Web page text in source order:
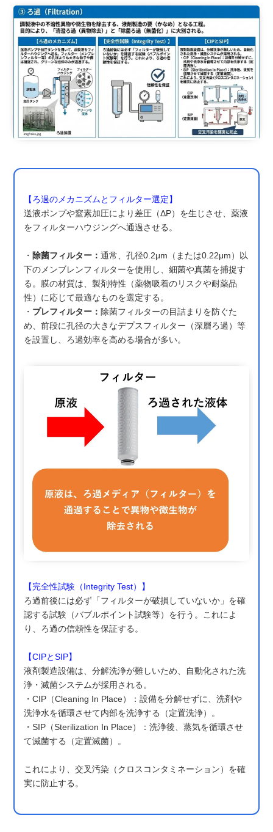
【ろ過のメカニズムとフィルター選定】
送液ポンプや窒素加圧により差圧（ΔP）を生じさせ、薬液
をフィルターハウジングへ通過させる。
・ 除菌フィルター：通常、孔径0.2μm（または0.22μm）以
下のメンブレンフィルターを使用し、細菌や真菌を捕捉す
る。膜の材質は、製剤特性（薬物吸着のリスクや耐薬品
性）に応じて最適なものを選定する。
・ プレフィルター： 除菌フィルターの目詰まりを防ぐた
め、前段に孔径の大きなデプスフィルター（深層ろ過）等
を設置し、ろ過効率を高める場合が多い。
【完全性試験（Integrity Test）】
ろ過前後には必ず「フィルターが破損していないか」を確
認する試験（バブルポイント試験等）を行う。これによ
り、ろ過の信頼性を保証する。
【CIPとSIP】
液剤製造設備は、分解洗浄が難しいため、自動化された洗
浄・滅菌システムが採用される。
・CIP（Cleaning In Place）：設備を分解せずに、洗剤や
洗浄水を循環させて内部を洗浄する（定置洗浄）。
・SIP（Sterilization In Place）：洗浄後、蒸気を循環させ
て滅菌する（定置滅菌）。
これにより、交叉汚染（クロスコンタミネーション）を確
実に防止する。